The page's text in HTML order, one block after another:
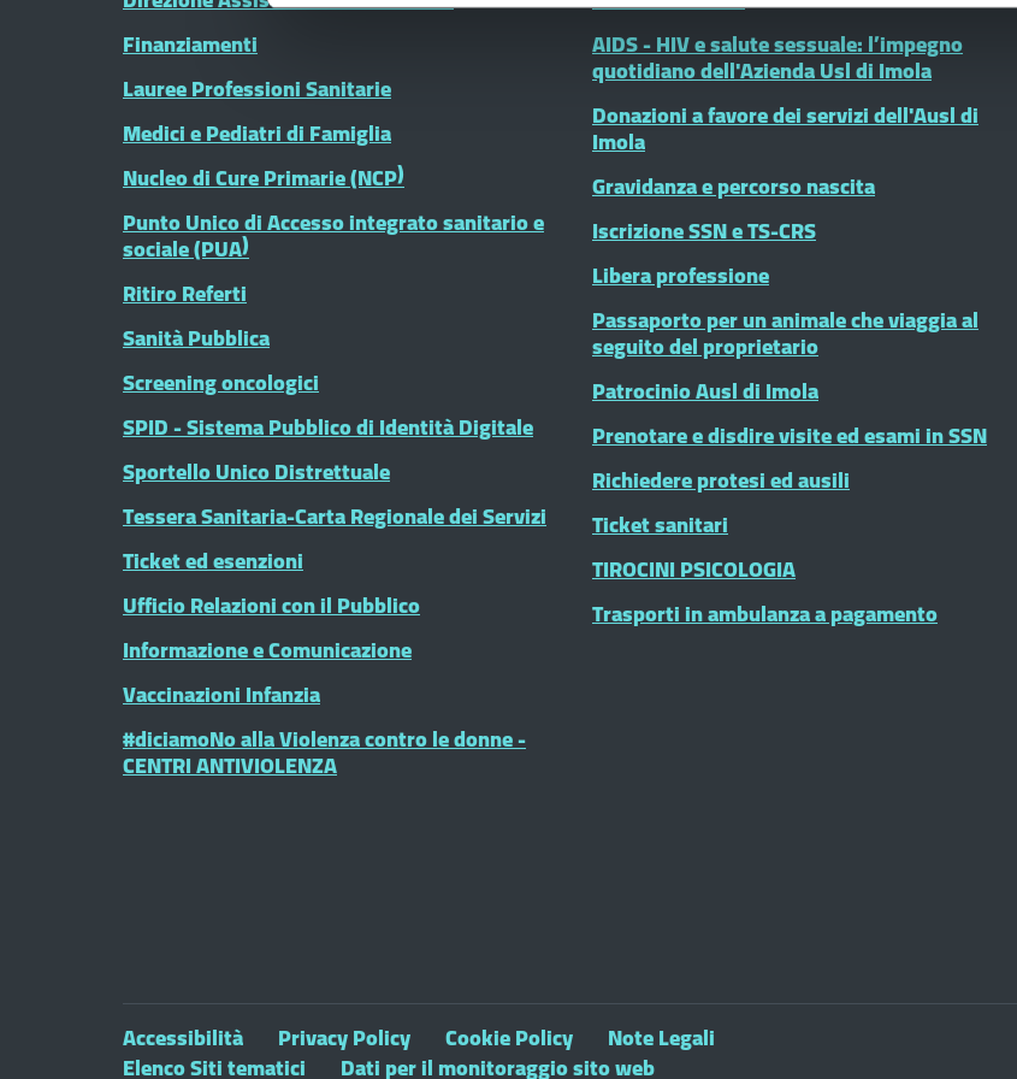
Finanziamenti
Lauree Professioni Sanitarie
Medici e Pediatri di Famiglia
Nucleo di Cure Primarie (NCP)
Punto Unico di Accesso integrato sanitario e
sociale (PUA)
Ritiro Referti
Sanità Pubblica
Screening oncologici
SPID - Sistema Pubblico di Identità Digitale
Sportello Unico Distrettuale
Tessera Sanitaria-Carta Regionale dei Servizi
Ticket ed esenzioni
Ufficio Relazioni con il Pubblico
Informazione e Comunicazione
Vaccinazioni Infanzia
#diciamoNo alla Violenza contro le donne -
CENTRI ANTIVIOLENZA
AIDS - HIV e salute sessuale: l’impegno
quotidiano dell'Azienda Usl di Imola
Donazioni a favore dei servizi dell'Ausl di
Imola
Gravidanza e percorso nascita
Iscrizione SSN e TS-CRS
Libera professione
Passaporto per un animale che viaggia al
seguito del proprietario
Patrocinio Ausl di Imola
Prenotare e disdire visite ed esami in SSN
Richiedere protesi ed ausili
Ticket sanitari
TIROCINI PSICOLOGIA
Trasporti in ambulanza a pagamento
Accessibilità Privacy Policy Cookie Policy Note Legali
Elenco Siti tematici Dati per il monitoraggio sito web